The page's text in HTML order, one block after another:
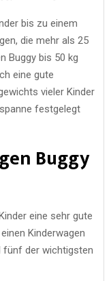
bis zu einem
die mehr als 25
Buggy bis 50 kg
eine gute
vieler Kinder
festgelegt
Buggy
eine sehr gute
Kinderwagen
fünf der wichtigsten